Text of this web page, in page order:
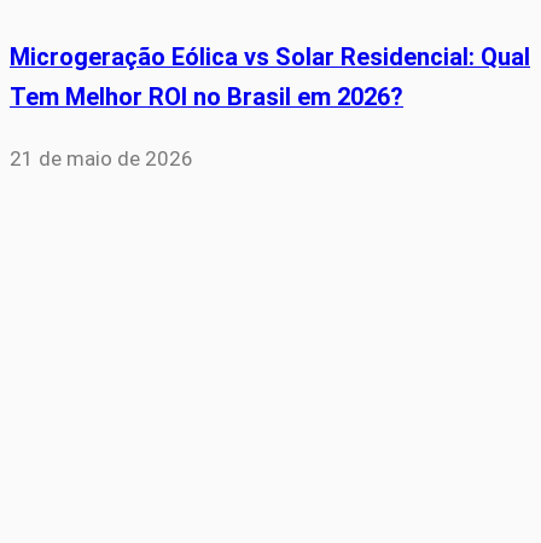
Microgeração Eólica vs Solar Residencial: Qual
Tem Melhor ROI no Brasil em 2026?
21 de maio de 2026